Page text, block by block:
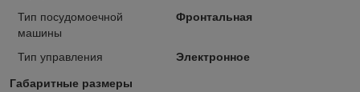
Тип посудомоечной
машины
Фронтальная
Тип управления Электронное
Габаритные размеры